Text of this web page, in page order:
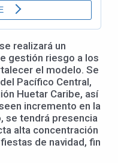
realizará un
gestión riesgo a los
el modelo. Se
Pacífico Central,
Huetar Caribe, así
incremento en la
se tendrá presencia
alta concentración
de navidad, fin